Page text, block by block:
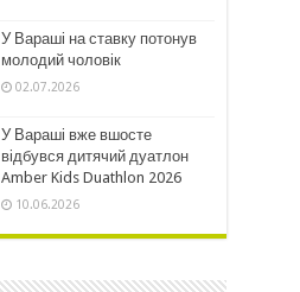
У Вараші на ставку потонув
молодий чоловік
02.07.2026
У Вараші вже вшосте
відбувся дитячий дуатлон
Amber Kids Duathlon 2026
10.06.2026